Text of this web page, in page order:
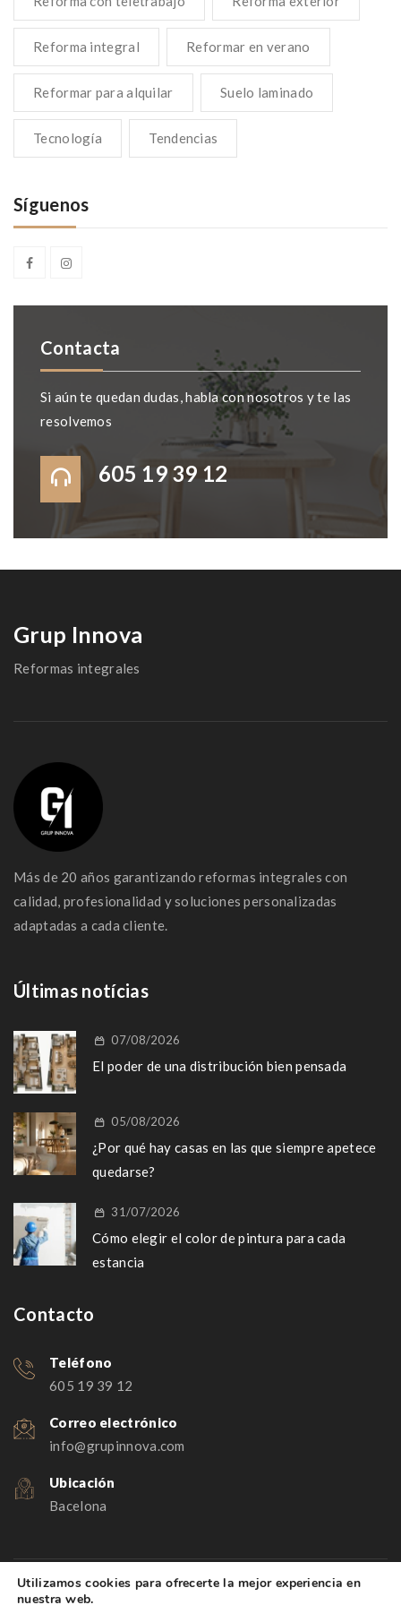
Reforma integral Reformar en verano
Reformar para alquilar Suelo laminado
Tecnología Tendencias
Síguenos
Contacta
Si aún te quedan dudas, habla con nosotros y te las
resolvemos
605 19 39 12
Grup Innova
Reformas integrales
Más de 20 años garantizando reformas integrales con
calidad, profesionalidad y soluciones personalizadas
adaptadas a cada cliente.
Últimas notícias
07/08/2026
El poder de una distribución bien pensada
05/08/2026
¿Por qué hay casas en las que siempre apetece
quedarse?
31/07/2026
Cómo elegir el color de pintura para cada
estancia
Contacto
Teléfono
605 19 39 12
Correo electrónico
info@grupinnova.com
Ubicación
Bacelona
Copyright © 2026 Grup Innova | Diseño de Guia33 SL
Utilizamos cookies para ofrecerte la mejor experiencia en
nuestra web.